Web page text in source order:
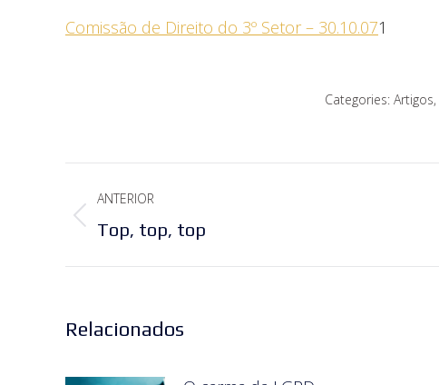
Comissão de Direito do 3º Setor – 30.10.071
Categories: Artigos,
de
post:
ANTERIOR
Post
Top, top, top
Relacionados